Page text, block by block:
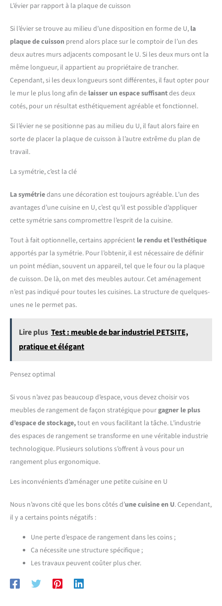
L’évier par rapport à la plaque de cuisson
Si l’évier se trouve au milieu d’une disposition en forme de U, la
plaque de cuisson prend alors place sur le comptoir de l’un des
deux autres murs adjacents composant le U. Si les deux murs ont la
même longueur, il appartient au propriétaire de trancher.
Cependant, si les deux longueurs sont différentes, il faut opter pour
le mur le plus long afin de laisser un espace suffisantdes deux
cotés, pour un résultat esthétiquement agréable et fonctionnel.
Si l’évier ne se positionne pas au milieu du U, il faut alors faire en
sorte de placer la plaque de cuisson à l’autre extrême du plan de
travail.
La symétrie, c’est la clé
La symétriedans une décoration est toujours agréable. L’un des
avantages d’une cuisine en U, c’est qu’il est possible d’appliquer
cette symétrie sans compromettre l’esprit de la cuisine.
Tout à fait optionnelle, certains apprécient le rendu et l’esthétique
apportés par la symétrie. Pour l’obtenir, il est nécessaire de définir
un point médian, souvent un appareil, tel que le four ou la plaque
de cuisson. De là, on met des meubles autour. Cet aménagement
n’est pas indiqué pour toutes les cuisines. La structure de quelques-
unes ne le permet pas.
Lire plus Test : meuble de bar industriel PETSITE,
pratique et élégant
Pensez optimal
Si vous n’avez pas beaucoup d’espace, vous devez choisir vos
meubles de rangement de façon stratégique pourgagner le plus
d’espace de stockage,tout en vous facilitant la tâche. L’industrie
des espaces de rangement se transforme en une véritable industrie
technologique. Plusieurs solutions s’offrent à vous pour un
rangement plus ergonomique.
Les inconvénients d’aménager une petite cuisine en U
Nous n’avons cité que les bons côtés d’une cuisine en U. Cependant,
il y a certains points négatifs :
Une perte d’espace de rangement dans les coins ;
Ca nécessite une structure spécifique ;
Les travaux peuvent coûter plus cher.